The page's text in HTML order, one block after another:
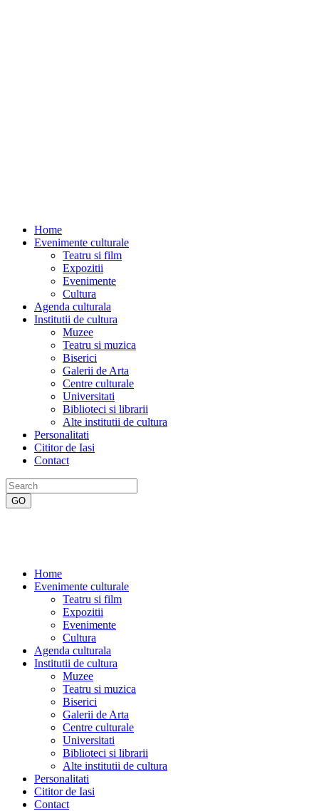
Home
Evenimente culturale
Teatru si film
Expozitii
Evenimente
Cultura
Agenda culturala
Institutii de cultura
Muzee
Teatru si muzica
Biserici
Galerii de Arta
Centre culturale
Universitati
Biblioteci si librarii
Alte institutii de cultura
Personalitati
Cititor de Iasi
Contact
Home
Evenimente culturale
Teatru si film
Expozitii
Evenimente
Cultura
Agenda culturala
Institutii de cultura
Muzee
Teatru si muzica
Biserici
Galerii de Arta
Centre culturale
Universitati
Biblioteci si librarii
Alte institutii de cultura
Personalitati
Cititor de Iasi
Contact